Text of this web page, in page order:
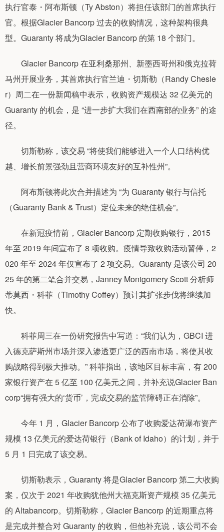
执行官泰・阿布斯顿（Ty Abston）将担任该部门的首席执行
官。根据Glacier Bancorp 过去的收购情况，这种架构很典
型。Guaranty 将成为Glacier Bancorp 的第 18 个部门。
Glacier Bancorp 在亚利桑那州、新墨西哥州和俄克拉荷
马州开展业务，其首席执行官兰迪・切斯勒（Randy Chesle
r）周二在一份新闻稿中表示，收购资产规模达 32 亿美元的
Guaranty 的机会，是 “进一步扩大我们在西南部的业务” 的途
径。
切斯勒称，该交易 “将使我们能够进入一个人口结构优
越、增长前景强劲且营商环境友好的互补性州”。
阿布斯顿将此次合并描述为 “为 Guaranty 银行与信托
（Guaranty Bank & Trust）定位未来的绝佳机会”。
在新冠疫情前，Glacier Bancorp 定期收购银行，2015
年至 2019 年间宣布了 8 项收购。疫情导致收购活动暂停，2
020 年至 2024 年仅宣布了 2 项交易。Guaranty 是该公司 20
25 年的第二笔合并交易，Janney Montgomery Scott 分析师
蒂莫西・科菲（Timothy Coffey）预计其扩张步伐将继续加
快。
科菲周三在一份研究报告中写道：“我们认为，GBCI 进
入德克萨斯州市场并深入渗透更广泛的西南市场，将使其收
购战略得到极大推动。” 科菲指出，该地区目标丰富，有 200
家银行资产在 5 亿至 100 亿美元之间，并补充说Glacier Ban
corp“拥有强大的‘货币’，完成交易的监管障碍正在消除”。
今年 1 月，Glacier Bancorp 公布了收购爱达荷瀑布资产
规模 13 亿美元的爱达荷银行（Bank of Idaho）的计划，并于
5 月 1 日完成了该交易。
切斯勒表示，Guaranty 将是Glacier Bancorp 第二大收购
案，仅次于 2021 年收购犹他州大福克斯资产规模 35 亿美元
的 Altabancorp。切斯勒称，Glacier Bancorp 的近期重点将
是完成并整合对 Guaranty 的收购，但他补充说，该公司不会